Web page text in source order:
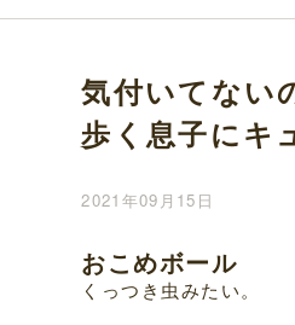
気付いてない
歩く息子にキ
2021年09月15日
おこめボール
くっつき虫みたい。